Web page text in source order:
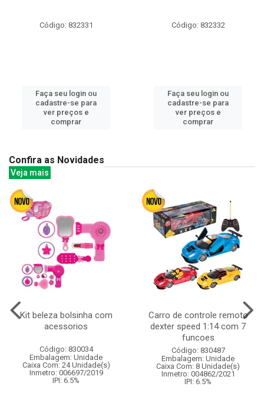
Código: 832331
Faça seu login ou
cadastre-se para
ver preços e
comprar
Código: 832332
Faça seu login ou
cadastre-se para
ver preços e
comprar
Confira as Novidades
Veja mais
Kit beleza bolsinha com
acessorios
Código: 830034
Embalagem: Unidade
Caixa Com: 24 Unidade(s)
Inmetro: 006697/2019
IPI: 6.5%
Carro de controle remoto
dexter speed 1:14 com 7
funcoes
Código: 830487
Embalagem: Unidade
Caixa Com: 8 Unidade(s)
Inmetro: 004862/2021
IPI: 6.5%